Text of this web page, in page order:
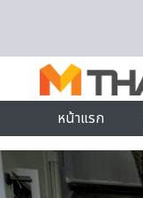
หน้าแรก